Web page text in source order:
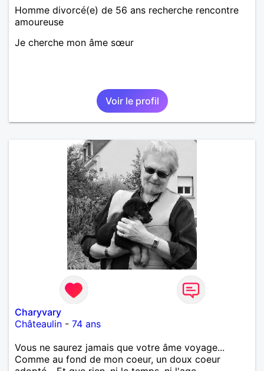
Homme divorcé(e) de 56 ans recherche rencontre
amoureuse
Je cherche mon âme sœur
Voir le profil
Charyvary
Châteaulin - 74 ans
Vous ne saurez jamais que votre âme voyage...
Comme au fond de mon coeur, un doux coeur